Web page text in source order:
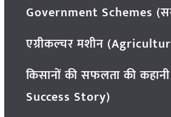
Government Schemes
एग्रीकल्चर मशीन
किसानों की सफलता की
Success Story)